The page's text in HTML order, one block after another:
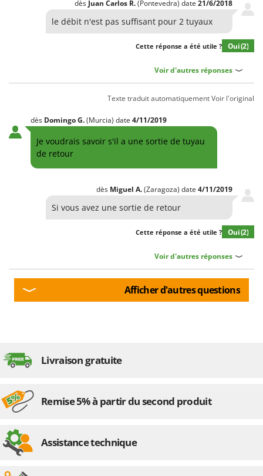
dès Juan Carlos R.(Pontevedra) date 21/6/2018
le débit n'est pas suffisant pour 2 tuyaux
Cette réponse a été utile ? Oui(2)
Voir d'autres réponses
Texte traduit automatiquementVoir l'original
dès DomingoG.(Murcia) date 4/11/2019
Je voudrais savoir s'il a une sortie de tuyau
de retour
dès Miguel A.(Zaragoza) date 4/11/2019
Si vous avez une sortie de retour
Cette réponse a été utile ? Oui(2)
Voir d'autres réponses
Afficher d'autres questions
Livraison gratuite
Remise 5% à partir du second produit
Assistance technique